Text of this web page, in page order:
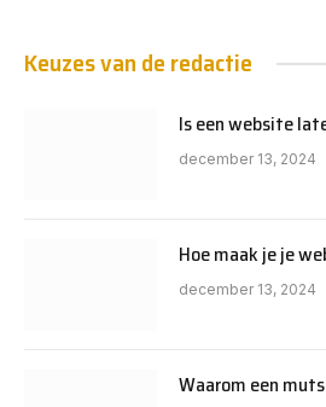
Keuzes van de redactie
Is een website
december 13, 2024
Hoe maak je je
december 13, 2024
Waarom een